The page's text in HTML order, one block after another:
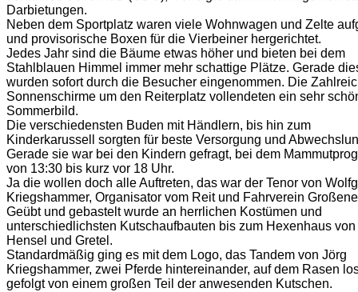
Darbietungen.
Neben dem Sportplatz waren viele Wohnwagen und Zelte
und provisorische Boxen für die Vierbeiner hergerichtet.
Jedes Jahr sind die Bäume etwas höher und bieten bei dem
Stahlblauen Himmel immer mehr schattige Plätze. Gerade
wurden sofort durch die Besucher eingenommen. Die
Sonnenschirme um den Reiterplatz vollendeten ein sehr
Sommerbild.
Die verschiedensten Buden mit Händlern, bis hin zum
Kinderkarussell sorgten für beste Versorgung und
Gerade sie war bei den Kindern gefragt, bei dem
von 13:30 bis kurz vor 18 Uhr.
Ja die wollen doch alle Auftreten, das war der Tenor von
Kriegshammer, Organisator vom Reit und Fahrverein
Geübt und gebastelt wurde an herrlichen Kostümen und
unterschiedlichsten Kutschaufbauten bis zum Hexenhaus von
Hensel und Gretel.
Standardmäßig ging es mit dem Logo, das Tandem von Jörg
Kriegshammer, zwei Pferde hintereinander, auf dem Rasen
gefolgt von einem großen Teil der anwesenden Kutschen.